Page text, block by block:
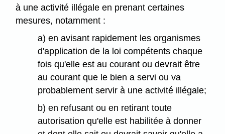
à une activité illégale en prenant certaines
mesures, notamment :
a) en avisant rapidement les organismes
d'application de la loi compétents chaque
fois qu'elle est au courant ou devrait être
au courant que le bien a servi ou va
probablement servir à une activité illégale;
b) en refusant ou en retirant toute
autorisation qu'elle est habilitée à donner